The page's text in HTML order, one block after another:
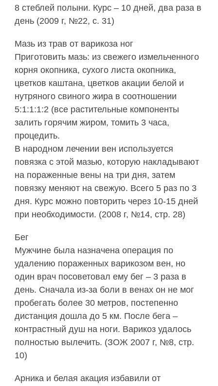
8 стеблей полыни. Курс – 10 дней, два раза в
день (2009 г, №22, с. 31)
Мазь из трав от варикоза ног
Приготовить мазь: из свежего измельченного
корня окопника, сухого листа окопника,
цветков каштана, цветков акации белой и
нутряного свиного жира в соотношении
5:1:1:1:2 (все растительные компоненты
залить горячим жиром, томить 3 часа,
процедить.
В народном лечении вен используется
повязка с этой мазью, которую накладывают
на пораженные вены на три дня, затем
повязку меняют на свежую. Всего 5 раз по 3
дня. Курс можно повторить через 10-15 дней
при необходимости. (2008 г, №14, стр. 28)
Бег
Мужчине была назначена операция по
удалению пораженных варикозом вен, но
один врач посоветовал ему бег – 3 раза в
день. Сначала из-за боли в венах он не мог
пробегать более 30 метров, постепенно
дистанция дошла до 5 км. После бега –
контрастный душ на ноги. Варикоз удалось
полностью вылечить. (ЗОЖ 2007 г, №8, стр.
10)
Арника и белая акация избавили от